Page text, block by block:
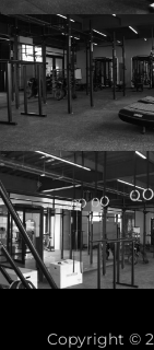
Copyright ©